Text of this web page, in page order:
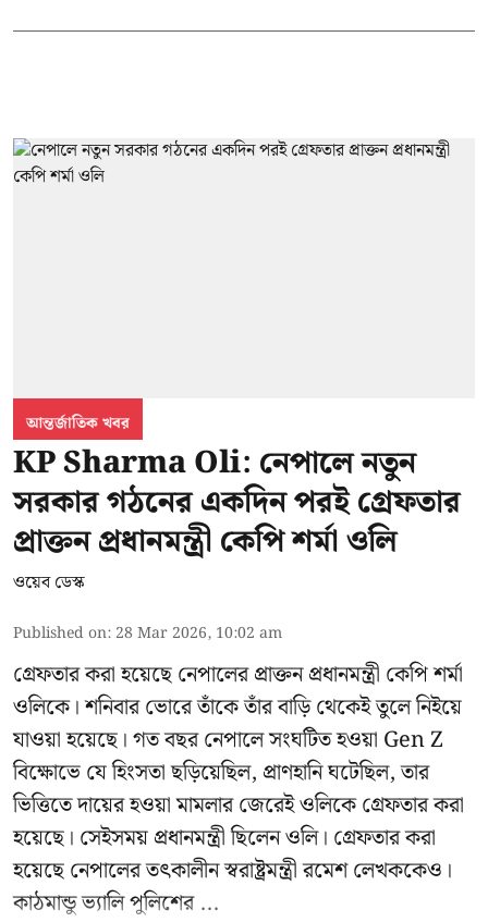
আন্তর্জাতিক খবর
KP Sharma Oli: নেপালে নতুন
সরকার গঠনের একদিন পরই গ্রেফতার
প্রাক্তন প্রধানমন্ত্রী কেপি শর্মা ওলি
ওয়েব ডেস্ক
Published on: 28 Mar 2026, 10:02 am
গ্রেফতার করা হয়েছে নেপালের প্রাক্তন প্রধানমন্ত্রী কেপি শর্মা
ওলিকে। শনিবার ভোরে তাঁকে তাঁর বাড়ি থেকেই তুলে নিইয়ে
যাওয়া হয়েছে। গত বছর নেপালে সংঘটিত হওয়া Gen Z
বিক্ষোভে যে হিংসতা ছড়িয়েছিল, প্রাণহানি ঘটেছিল, তার
ভিত্তিতে দায়ের হওয়া মামলার জেরেই ওলিকে গ্রেফতার করা
হয়েছে। সেইসময় প্রধানমন্ত্রী ছিলেন ওলি। গ্রেফতার করা
হয়েছে নেপালের তৎকালীন স্বরাষ্ট্রমন্ত্রী রমেশ লেখককেও।
কাঠমান্ডু ভ্যালি পুলিশের ...